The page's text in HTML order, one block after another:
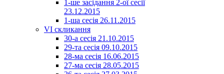
1-ше засідання 2-ої сесії
23.12.2015
1-ша сесія 26.11.2015
VI скликання
30-а сесія 21.10.2015
29-та сесія 09.10.2015
28-ма сесія 16.06.2015
27-ма сесія 28.05.2015